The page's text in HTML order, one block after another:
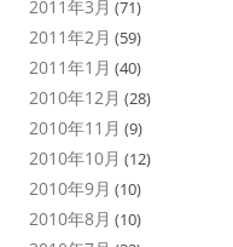
2011年3月 (71)
2011年2月 (59)
2011年1月 (40)
2010年12月 (28)
2010年11月 (9)
2010年10月 (12)
2010年9月 (10)
2010年8月 (10)